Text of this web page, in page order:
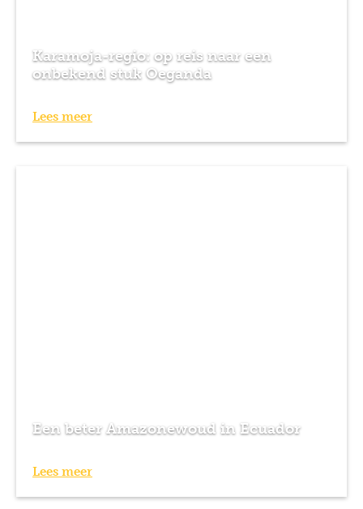
Karamoja-regio: op reis naar een
onbekend stuk Oeganda
Lees meer
Een beter Amazonewoud in Ecuador
Lees meer